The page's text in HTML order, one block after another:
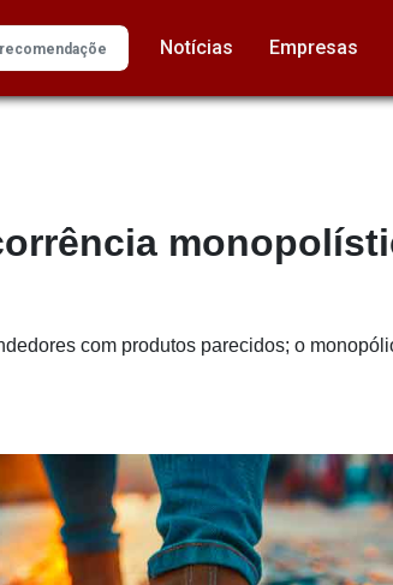
Notícias Empresas
com produtos parecidos; o